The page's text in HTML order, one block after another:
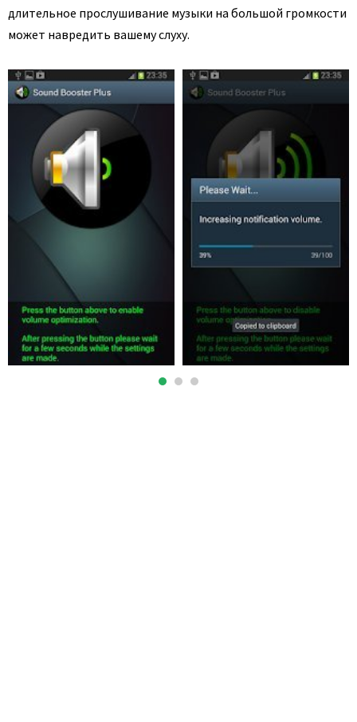
длительное прослушивание музыки на большой громкости
может навредить вашему слуху.